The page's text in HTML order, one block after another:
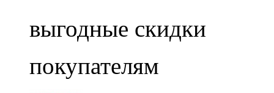
выгодные скидки
покупателям